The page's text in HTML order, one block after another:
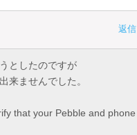
返信
としたのですが
来ませんでした。
that your Pebble and phone